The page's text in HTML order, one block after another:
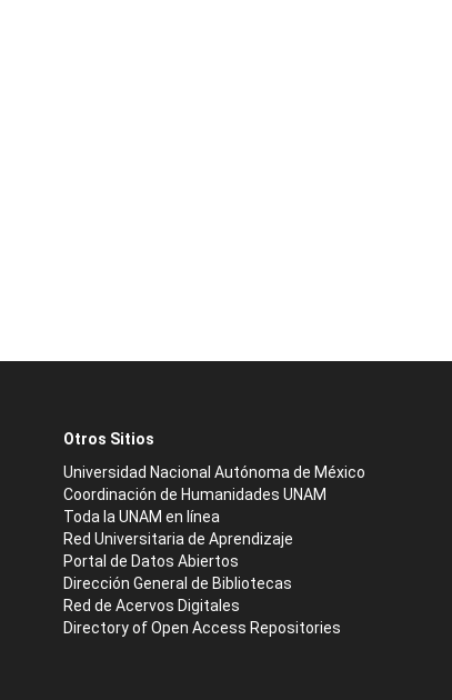
Otros Sitios
Universidad Nacional Autónoma de México
Coordinación de Humanidades UNAM
Toda la UNAM en línea
Red Universitaria de Aprendizaje
Portal de Datos Abiertos
Dirección General de Bibliotecas
Red de Acervos Digitales
Directory of Open Access Repositories